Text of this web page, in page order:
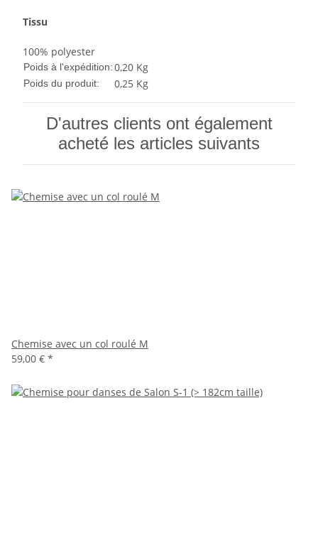
Tissu
100% polyester
Poids à l'expédition:0,20 Kg
Poids du produit: 0,25 Kg
D'autres clients ont également
acheté les articles suivants
Chemise avec un col roulé M
59,00 € *